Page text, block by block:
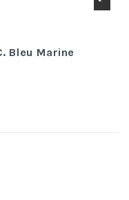
Bleu Marine